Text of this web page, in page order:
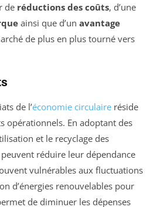
de réductions des coûts, d’une
ainsi que d’un avantage
de plus en plus tourné vers
de l’économie circulaire réside
opérationnels. En adoptant des
et le recyclage des
réduire leur dépendance
vulnérables aux fluctuations
d’énergies renouvelables pour
de diminuer les dépenses